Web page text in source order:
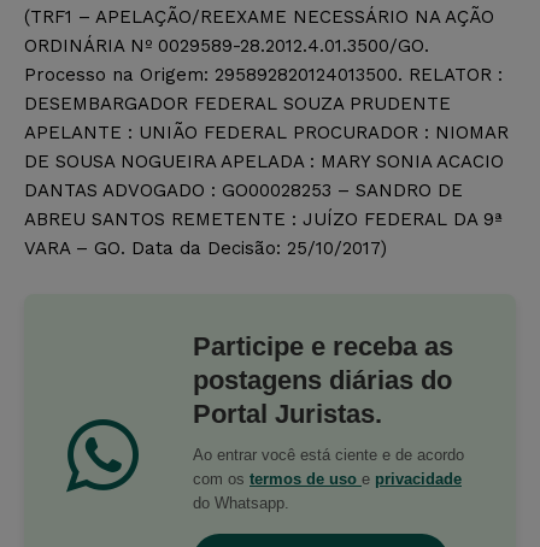
(TRF1 – APELAÇÃO/REEXAME NECESSÁRIO NA AÇÃO
ORDINÁRIA Nº 0029589-28.2012.4.01.3500/GO.
Processo na Origem: 295892820124013500. RELATOR :
DESEMBARGADOR FEDERAL SOUZA PRUDENTE
APELANTE : UNIÃO FEDERAL PROCURADOR : NIOMAR
DE SOUSA NOGUEIRA APELADA : MARY SONIA ACACIO
DANTAS ADVOGADO : GO00028253 – SANDRO DE
ABREU SANTOS REMETENTE : JUÍZO FEDERAL DA 9ª
VARA – GO. Data da Decisão: 25/10/2017)
Participe e receba as
postagens diárias do
Portal Juristas.
Ao entrar você está ciente e de acordo
com os termos de uso e privacidade
do Whatsapp.